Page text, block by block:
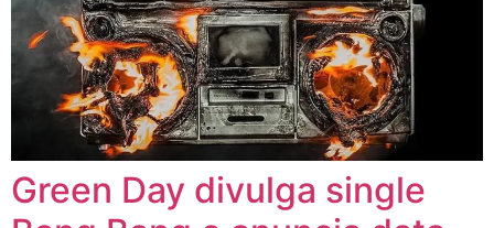
Green Day divulga single